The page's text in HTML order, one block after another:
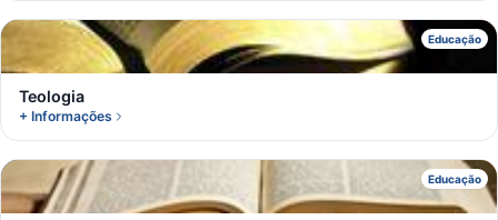
Educação
T
Teologia
+ Informações
Educação
T